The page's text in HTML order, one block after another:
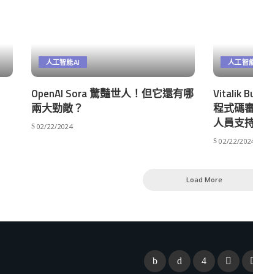
人工智能AI
OpenAI Sora 驚豔世人！但它還有哪
兩大勁敵？
02/22/2024
人工智
Vitalik
程式碼
人員支
02/22/
Load More